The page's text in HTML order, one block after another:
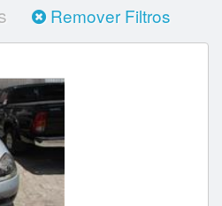
Remover Filtros